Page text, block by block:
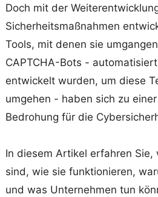
Doch mit der
Sicherheitsmaßnahmen
Tools, mit denen sie
CAPTCHA-Bots -
entwickelt wurden, um diese
umgehen - haben sich zu
Bedrohung für die
In diesem Artikel erfahren Sie,
sind, wie sie funktionieren,
und was Unternehmen tun